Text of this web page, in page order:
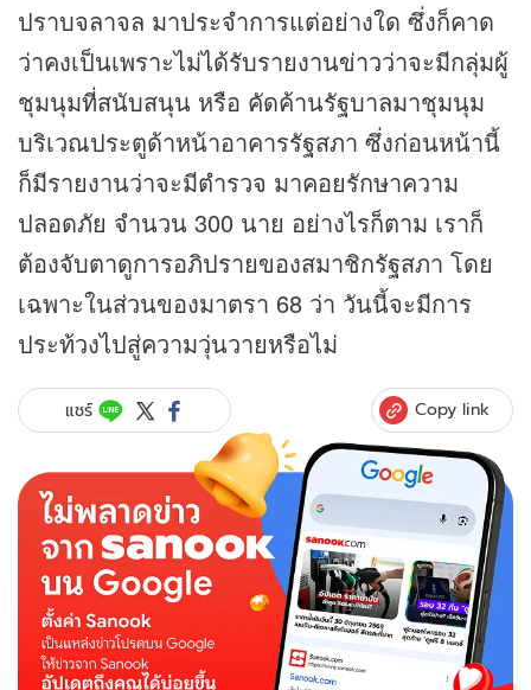
ปราบจลาจล มาประจำการแต่อย่างใด ซึ่งก็คาด
ว่าคงเป็นเพราะไม่ได้รับรายงานข่าวว่าจะมีกลุ่มผู้
ชุมนุมที่สนับสนุน หรือ คัดค้านรัฐบาลมาชุมนุม
บริเวณประตูด้าหน้าอาคารรัฐสภา ซึ่งก่อนหน้านี้
ก็มีรายงานว่าจะมีตำรวจ มาคอยรักษาความ
ปลอดภัย จำนวน 300 นาย อย่างไรก็ตาม เราก็
ต้องจับตาดูการอภิปรายของสมาชิกรัฐสภา โดย
เฉพาะในส่วนของมาตรา 68 ว่า วันนี้จะมีการ
ประท้วงไปสู่ความวุ่นวายหรือไม่
แชร์ Copy link